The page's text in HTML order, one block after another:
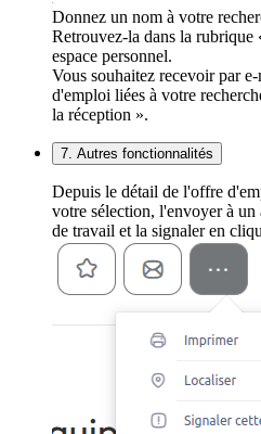
Donnez un nom à votre
Retrouvez-la dans la rubrique
espace personnel.
Vous souhaitez recevoir par
d'emploi liées à votre
la réception ».
7. Autres fonctionnalités
Depuis le détail de l'offre
votre sélection, l'envoyer à
de travail et la signaler en